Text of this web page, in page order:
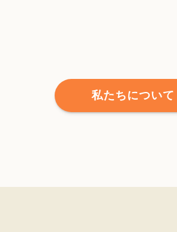
私たちについて